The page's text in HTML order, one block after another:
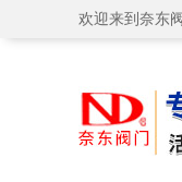
欢迎来到奈东